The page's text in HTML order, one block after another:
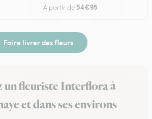
À partir de 54€95
Faire livrer des fleurs
un fleuriste Interflora à
et dans ses environs